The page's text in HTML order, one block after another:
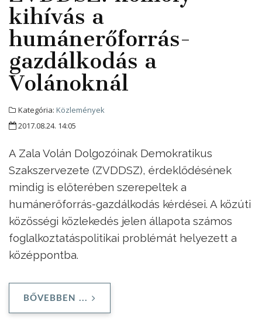
kihívás a
humánerőforrás-
gazdálkodás a
Volánoknál
Kategória: Közlemények
2017.08.24. 14:05
A Zala Volán Dolgozóinak Demokratikus
Szakszervezete (ZVDDSZ), érdeklődésének
mindig is előterében szerepeltek a
humánerőforrás-gazdálkodás kérdései. A közúti
közösségi közlekedés jelen állapota számos
foglalkoztatáspolitikai problémát helyezett a
középpontba.
BŐVEBBEN ...